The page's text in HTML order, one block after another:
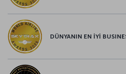
DÜNYANIN EN İYİ